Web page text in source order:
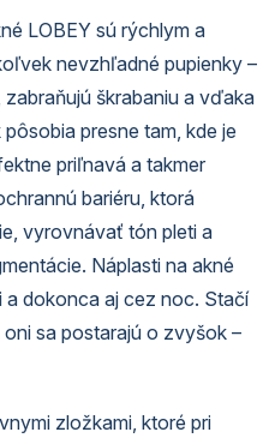
LOBEY sú rýchlym a
nevzhľadné pupienky –
škrabaniu a vďaka
presne tam, kde je
priľnavá a takmer
bariéru, ktorá
vyrovnávať tón pleti a
Náplasti na akné
dokonca aj cez noc. Stačí
sa postarajú o zvyšok –
zložkami, ktoré pri